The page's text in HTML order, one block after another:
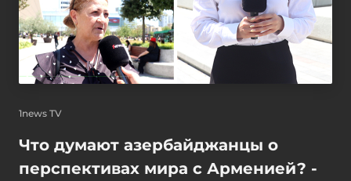
1news TV
Что думают азербайджанцы о
перспективах мира с Арменией? -